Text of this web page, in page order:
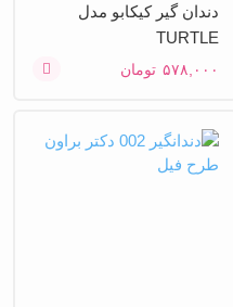
دندان گیر کیکابو مدل
TURTLE
۵۷۸,۰۰۰ تومان